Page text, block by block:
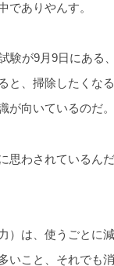
でありやんす。
験が9月9日にある
と、掃除したくな
が向いているのだ。
思わされているん
）は、使うごとに
いこと、それでも